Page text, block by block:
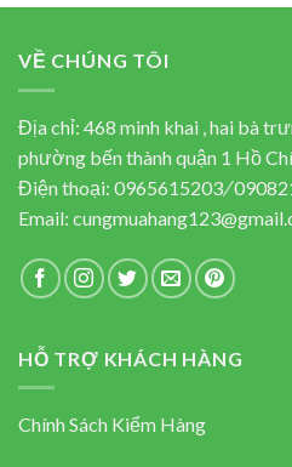
VỀ CHÚNG TÔI
Địa chỉ: 468 minh khai , hai bà
phường bến thành quận 1 Hồ
Điện thoại: 0965615203/
Email:
HỖ TRỢ KHÁCH HÀNG
Chính Sách Kiểm Hàng